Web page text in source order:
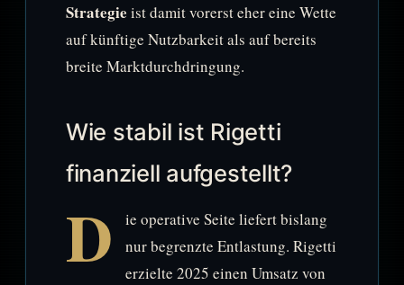
Strategie ist damit vorerst eher eine Wette
auf künftige Nutzbarkeit als auf bereits
breite Marktdurchdringung.
Wie stabil ist Rigetti
finanziell aufgestellt?
D
ie operative Seite liefert bislang
nur begrenzte Entlastung. Rigetti
erzielte 2025 einen Umsatz von